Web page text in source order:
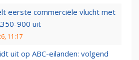
eerste commerciële vlucht met
900 uit
11:17
uit op ABC-eilanden: volgend